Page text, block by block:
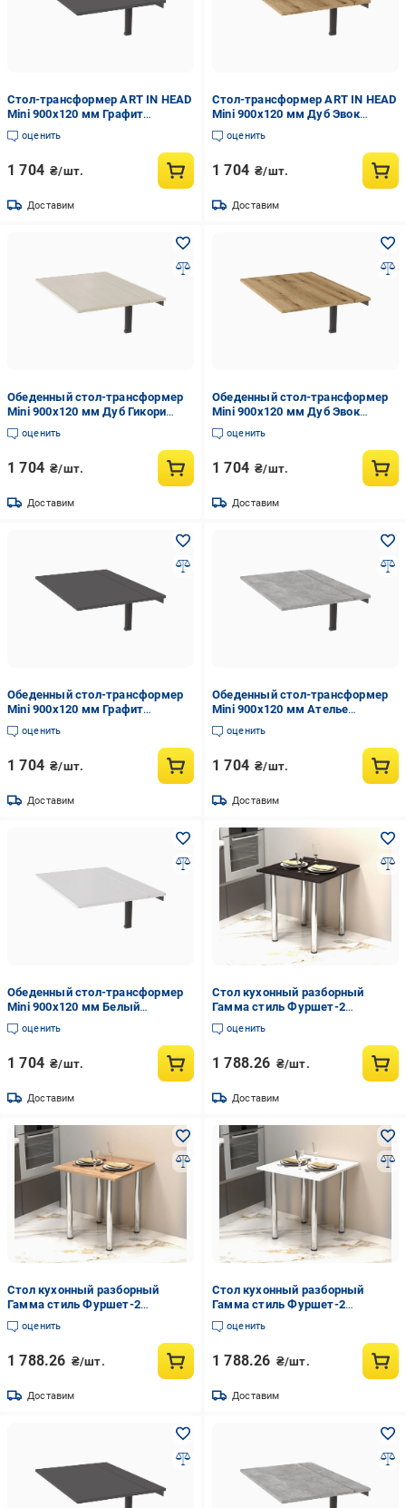
Стол-трансформер ART IN HEAD
Mini 900x120 мм Графит
(TB20070000030)
оценить
1 704 ₴/шт.
Доставим
Стол-трансформер ART IN HEAD
Mini 900x120 мм Дуб Эвок
(TB20100000030)
оценить
1 704 ₴/шт.
Доставим
Обеденный стол-трансформер
Mini 900x120 мм Дуб Гикори
Рокфорд светлый
(GATB20060000030)
оценить
1 704 ₴/шт.
Доставим
Обеденный стол-трансформер
Mini 900x120 мм Дуб Эвок
(GATB20100000030)
оценить
1 704 ₴/шт.
Доставим
Обеденный стол-трансформер
Mini 900x120 мм Графит
(GATB20070000030)
оценить
1 704 ₴/шт.
Доставим
Обеденный стол-трансформер
Mini 900x120 мм Ателье
светлый (GATB20040000030)
оценить
1 704 ₴/шт.
Доставим
Обеденный стол-трансформер
Mini 900x120 мм Белый
(GATB20010000030)
оценить
1 704 ₴/шт.
Доставим
Стол кухонный разборный
Гамма стиль Фуршет-2
680x680x730 мм Дуб Венге
(5153)
оценить
1 788.26 ₴/шт.
Доставим
Стол кухонный разборный
Гамма стиль Фуршет-2
680x680x730 мм Дуб Сонома
(5152)
оценить
1 788.26 ₴/шт.
Доставим
Стол кухонный разборный
Гамма стиль Фуршет-2
680x680x730 мм Белый (5151)
оценить
1 788.26 ₴/шт.
Доставим